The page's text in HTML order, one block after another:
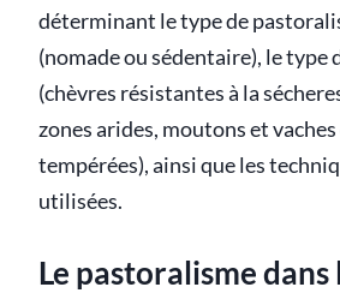
déterminant le type de
(nomade ou sédentaire), le type
(chèvres résistantes à la
zones arides, moutons et vaches
tempérées), ainsi que les
utilisées.
Le pastoralisme dans